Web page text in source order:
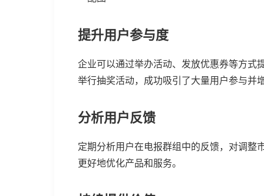
提升用户参与度
企业可以通过举办活动、发放优惠券等方式
举行抽奖活动，成功吸引了大量用户参与并
分析用户反馈
定期分析用户在电报群组中的反馈，对调整
更好地优化产品和服务。